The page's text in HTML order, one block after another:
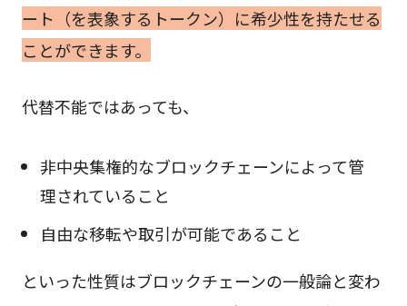
ート（を表象するトークン）に希少性を持たせる
ことができます。
代替不能ではあっても、
非中央集権的なブロックチェーンによって管
理されていること
自由な移転や取引が可能であること
といった性質はブロックチェーンの一般論と変わ